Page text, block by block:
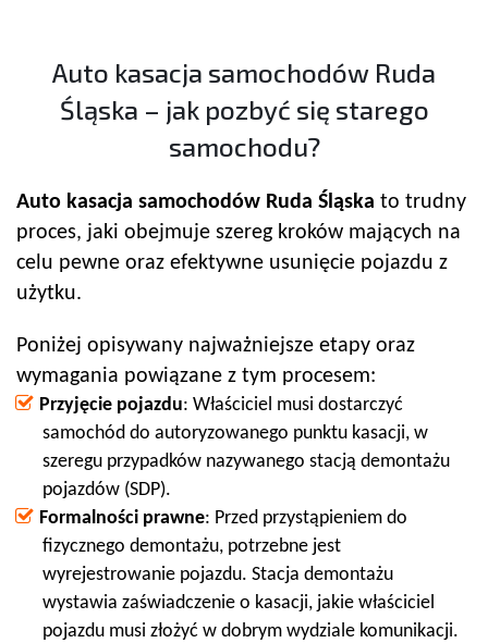
Auto kasacja samochodów Ruda
Śląska – jak pozbyć się starego
samochodu?
Auto kasacja samochodów Ruda Śląska to trudny
proces, jaki obejmuje szereg kroków mających na
celu pewne oraz efektywne usunięcie pojazdu z
użytku.
Poniżej opisywany najważniejsze etapy oraz
wymagania powiązane z tym procesem:
Przyjęcie pojazdu: Właściciel musi dostarczyć
samochód do autoryzowanego punktu kasacji, w
szeregu przypadków nazywanego stacją demontażu
pojazdów (SDP).
Formalności prawne: Przed przystąpieniem do
fizycznego demontażu, potrzebne jest
wyrejestrowanie pojazdu. Stacja demontażu
wystawia zaświadczenie o kasacji, jakie właściciel
pojazdu musi złożyć w dobrym wydziale komunikacji.